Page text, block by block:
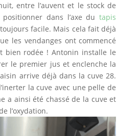
entre l’auvent et le stock de
dans l’axe du tapis
facile. Mais cela fait déjà
les vendanges ont commencé
bien rodée ! Antonin installe le
le premier jus et enclenche la
arrive déjà dans la cuve 28.
la cuve avec une pelle de
a ainsi été chassé de la cuve et
l’oxydation.